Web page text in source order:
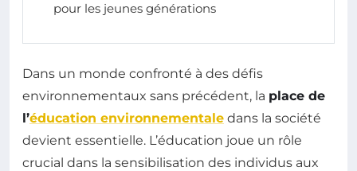
pour les jeunes générations
Dans un monde confronté à des défis
environnementaux sans précédent, la place de
l’éducation environnementale dans la société
devient essentielle. L’éducation joue un rôle
crucial dans la sensibilisation des individus aux